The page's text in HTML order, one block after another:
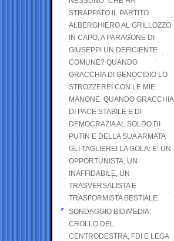
STRAPPATO IL PARTITO
ALBERGHIERO AL GRILLOZZO
IN CAPO, A PARAGONE DI
GIUSEPPI UN DEFICIENTE
COMUNE? QUANDO
GRACCHIA DI GENOCIDIO LO
STROZZEREI CON LE MIE
MANONE. QUANDO GRACCHIA
DI PACE STABILE E DI
DEMOCRAZIA AL SOLDO DI
PUTIN E DELLA SUA ARMATA
GLI TAGLIEREI LA GOLA: E’ UN
OPPORTUNISTA, UN
INAFFIDABILE, UN
TRASVERSALISTA E
TRASFORMISTA BESTIALE.
SONDAGGIO BIDIMEDIA:
CROLLO DEL
CENTRODESTRA, FDI E LEGA